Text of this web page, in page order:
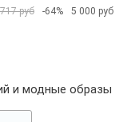
руб
-64% 5 000 руб
и модные образы